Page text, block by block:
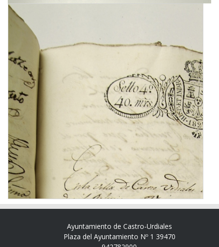
Ayuntamiento de Castro-Urdiales
Plaza del Ayuntamiento Nº 1 39470